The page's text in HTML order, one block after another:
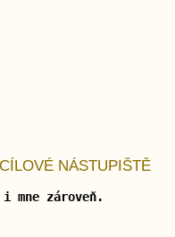
NÁSTUPIŠTĚ
mne zároveň.